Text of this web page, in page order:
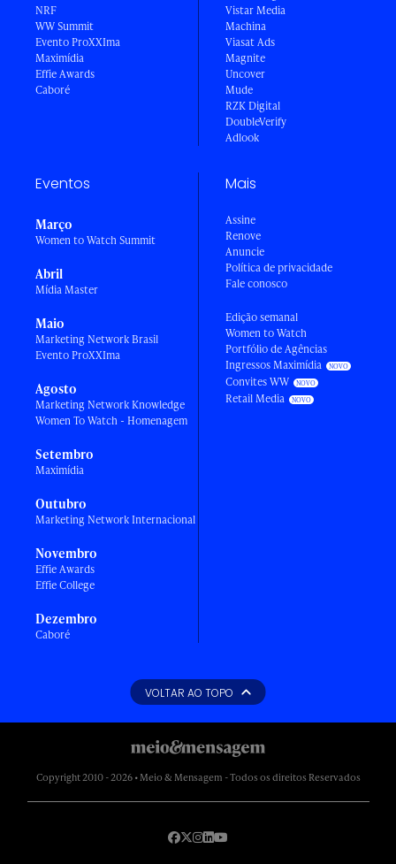
NRF
WW Summit
Evento ProXXIma
Maximídia
Effie Awards
Caboré
Vistar Media
Machina
Viasat Ads
Magnite
Uncover
Mude
RZK Digital
DoubleVerify
Adlook
Eventos
Março
Women to Watch Summit
Abril
Mídia Master
Maio
Marketing Network Brasil
Evento ProXXIma
Agosto
Marketing Network Knowledge
Women To Watch - Homenagem
Setembro
Maximídia
Outubro
Marketing Network Internacional
Novembro
Effie Awards
Effie College
Dezembro
Caboré
Mais
Assine
Renove
Anuncie
Política de privacidade
Fale conosco
Edição semanal
Women to Watch
Portfólio de Agências
Ingressos Maximídia
Convites WW
Retail Media
VOLTAR AO TOPO
Copyright 2010 - 2026 • Meio & Mensagem - Todos os direitos Reservados